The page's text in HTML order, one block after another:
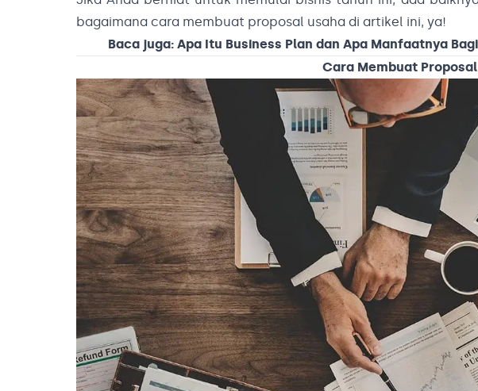
bagaimana cara membuat proposal usaha di artikel ini, ya!
Baca juga: Apa Itu Business Plan dan Apa Manfaatnya
Cara Membuat